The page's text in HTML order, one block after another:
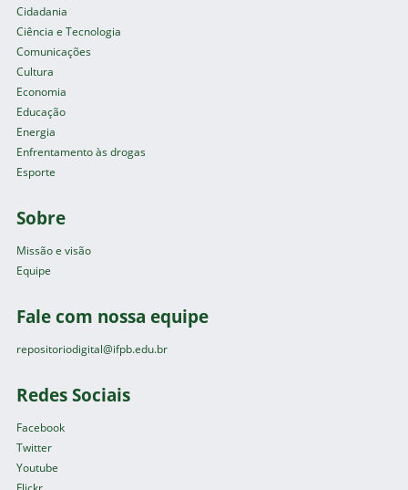
Cidadania
Ciência e Tecnologia
Comunicações
Cultura
Economia
Educação
Energia
Enfrentamento às drogas
Esporte
Sobre
Missão e visão
Equipe
Fale com nossa equipe
repositoriodigital@ifpb.edu.br
Redes Sociais
Facebook
Twitter
Youtube